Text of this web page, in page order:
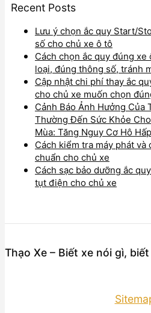
Recent Posts
Lưu ý chọn ắc quy Start/
số cho chủ xe ô tô
Cách chọn ắc quy đúng
loại, đúng thông số, tránh
Cập nhật chi phí thay ắc
cho chủ xe muốn chọn
Cảnh Báo Ảnh Hưởng
Thường Đến Sức Khỏe
Mùa: Tăng Nguy Cơ Hô
Cách kiểm tra máy phát
chuẩn cho chủ xe
Cách sạc bảo dưỡng ắc
tụt điện cho chủ xe
Thạo Xe – Biết xe nói gì,